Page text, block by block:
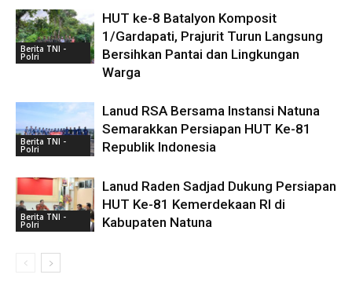
Berita TNI -
Polri
HUT ke-8 Batalyon Komposit
1/Gardapati, Prajurit Turun Langsung
Bersihkan Pantai dan Lingkungan
Warga
Berita TNI -
Polri
Lanud RSA Bersama Instansi Natuna
Semarakkan Persiapan HUT Ke-81
Republik Indonesia
Berita TNI -
Polri
Lanud Raden Sadjad Dukung Persiapan
HUT Ke-81 Kemerdekaan RI di
Kabupaten Natuna